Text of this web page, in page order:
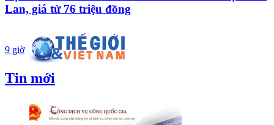
Lan, giá từ 76 triệu đồng
9 giờ
Tin mới